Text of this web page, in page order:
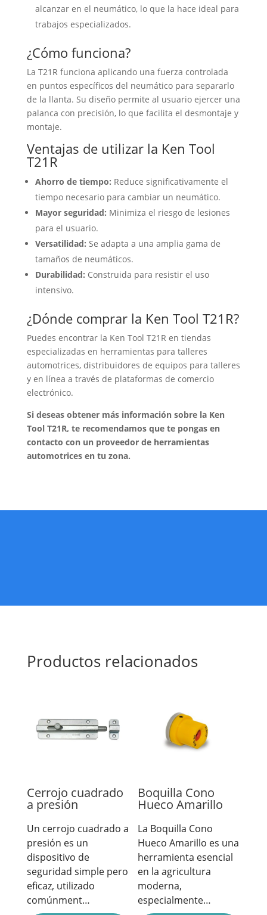
alcanzar en el neumático, lo que la hace ideal para
trabajos especializados.
¿Cómo funciona?
La T21R funciona aplicando una fuerza controlada
en puntos específicos del neumático para separarlo
de la llanta. Su diseño permite al usuario ejercer una
palanca con precisión, lo que facilita el desmontaje y
montaje.
Ventajas de utilizar la Ken Tool
T21R
Ahorro de tiempo: Reduce significativamente el
tiempo necesario para cambiar un neumático.
Mayor seguridad: Minimiza el riesgo de lesiones
para el usuario.
Versatilidad: Se adapta a una amplia gama de
tamaños de neumáticos.
Durabilidad: Construida para resistir el uso
intensivo.
¿Dónde comprar la Ken Tool T21R?
Puedes encontrar la Ken Tool T21R en tiendas
especializadas en herramientas para talleres
automotrices, distribuidores de equipos para talleres
y en línea a través de plataformas de comercio
electrónico.
Si deseas obtener más información sobre la Ken
Tool T21R, te recomendamos que te pongas en
contacto con un proveedor de herramientas
automotrices en tu zona.
Productos relacionados
Cerrojo cuadrado
a presión
Un cerrojo cuadrado a
presión es un
dispositivo de
seguridad simple pero
eficaz, utilizado
comúnment…
Boquilla Cono
Hueco Amarillo
La Boquilla Cono
Hueco Amarillo es una
herramienta esencial
en la agricultura
moderna,
especialmente…